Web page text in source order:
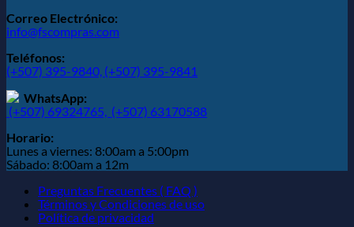
Correo Electrónico:
info@fscompras.com
Teléfonos:
(+507) 395-9840, (+507) 395-9841
WhatsApp:
(+507) 69324765, (+507) 63170588
Horario:
Lunes a viernes: 8:00am a 5:00pm
Sábado: 8:00am a 12m
Preguntas Frecuentes ( FAQ )
Términos y Condiciones de uso
Política de privacidad